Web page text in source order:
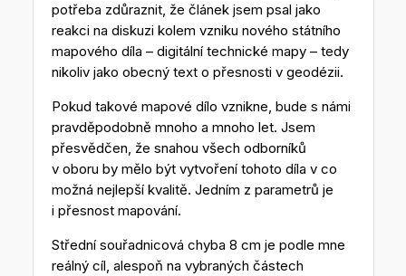
potřeba zdůraznit, že článek jsem psal jako
reakci na diskuzi kolem vzniku nového státního
mapového díla – digitální technické mapy – tedy
nikoliv jako obecný text o přesnosti v geodézii.
Pokud takové mapové dílo vznikne, bude s námi
pravděpodobně mnoho a mnoho let. Jsem
přesvědčen, že snahou všech odborníků
v oboru by mělo být vytvoření tohoto díla v co
možná nejlepší kvalitě. Jedním z parametrů je
i přesnost mapování.
Střední souřadnicová chyba 8 cm je podle mne
reálný cíl, alespoň na vybraných částech